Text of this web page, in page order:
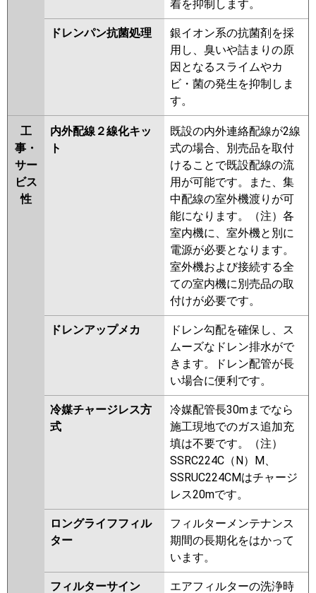
着を抑制します。
ドレンパン抗菌処理
銀イオン系の抗菌剤を採
用し、臭いや詰まりの原
因となるスライムやカ
ビ・菌の発生を抑制しま
す。
工
事・
サー
ビス
性
内外配線２線化キッ
ト
既設の内外連絡配線が2線
式の場合、別売品を取付
けることで既設配線の流
用が可能です。また、集
中配線の室外機渡りが可
能になります。（注）各
室内機に、室外機と別に
電源が必要となります。
室外機および接続する全
ての室内機に別売品の取
付けが必要です。
ドレンアップメカ
ドレン勾配を確保し、ス
ムーズなドレン排水がで
きます。ドレン配管が長
い場合に便利です。
冷媒チャージレス方
式
冷媒配管長30mまでなら
施工現地でのガス追加充
填は不要です。（注）
SSRC224C（N）M、
SSRUC224CMはチャージ
レス20mです。
ロングライフフィル
ター
フィルターメンテナンス
期間の長期化をはかって
います。
フィルターサイン エアフィルターの洗浄時